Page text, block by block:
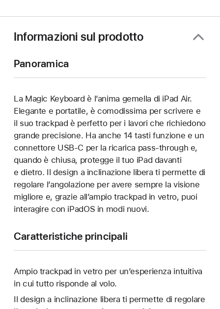
nuova
finestra)
Informazioni sul prodotto
Panoramica
La Magic Keyboard è l’anima gemella di iPad Air.
Elegante e portatile, è comodissima per scrivere e
il suo trackpad è perfetto per i lavori che richiedono
grande precisione. Ha anche 14 tasti funzione e un
connettore USB‑C per la ricarica pass‑through e,
quando è chiusa, protegge il tuo iPad davanti
e dietro. Il design a inclinazione libera ti permette di
regolare l’angolazione per avere sempre la visione
migliore e, grazie all’ampio trackpad in vetro, puoi
interagire con iPadOS in modi nuovi.
Caratteristiche principali
Ampio trackpad in vetro per un’esperienza intuitiva
in cui tutto risponde al volo.
Il design a inclinazione libera ti permette di regolare